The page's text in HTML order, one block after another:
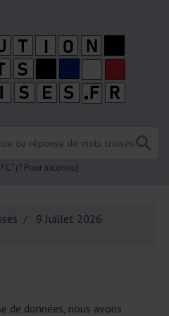
C" (? Pour inconnu)
9 Juillet 2026
de données, nous avons